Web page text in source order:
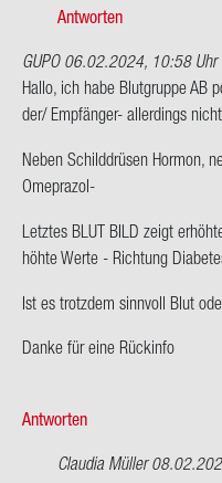
onym
Antworten
GUPO06.02.2024, 10:58 Uhr
Hallo, ich habe Blut­grup­pe AB
der/ Empfänger-​ al­ler­dings
Neben Schild­drü­sen Hor­mon,
Omeprazol-​
Letz­tes BLUT BILD zeigt
höh­te Werte - Rich­tung
Ist es trotz­dem sinn­voll Blut
Danke für eine Rück­in­fo
Antworten
Claudia Müller